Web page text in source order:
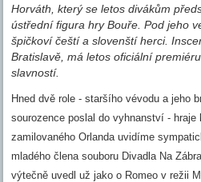
Horváth, který se letos divákům
ústřední figura hry Bouře. Pod jeho
špičkoví čeští a slovenští herci.
Bratislavě, má letos oficiální
slavností.
Hned dvě role - staršího vévodu a jeho
sourozence poslal do vyhnanství - hraje
zamilovaného Orlanda uvidíme
mladého člena souboru Divadla Na
výtečně uvedl už jako o Romeo v režii